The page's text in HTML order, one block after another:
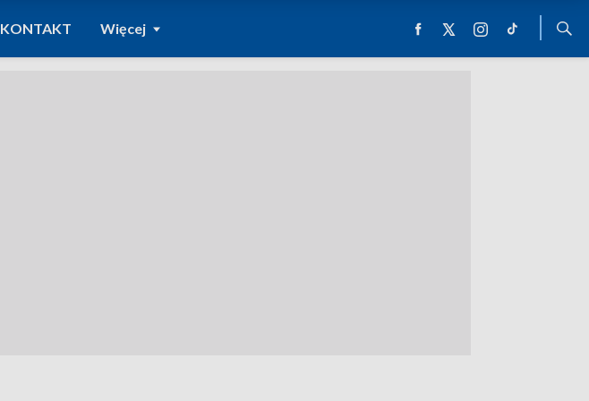
KONTAKT Więcej